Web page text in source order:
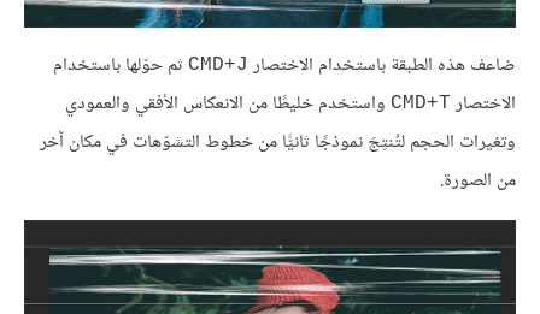
ضاعف هذه الطبقة باستخدام الاختصار CMD+J ثم حوّلها باستخدام
الاختصار CMD+T واستخدم خليطًا من الانعكاس الأفقي والعمودي
وتغيرات الحجم لتُنتِجَ نموذجًا ثانيًّا من خطوط التشوّهات في مكان آخر
من الصورة.